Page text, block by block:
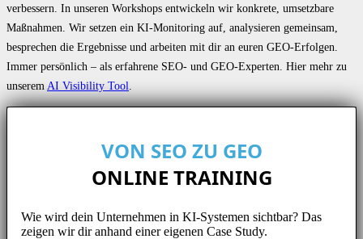
verbessern. In unseren Workshops entwickeln wir konkrete, umsetzbare
Maßnahmen. Wir setzen ein KI-Monitoring auf, analysieren gemeinsam,
besprechen die Ergebnisse und arbeiten mit dir an euren GEO-Erfolgen.
Immer persönlich – als erfahrene SEO- und GEO-Experten. Hier mehr zu
unserem AI Visibility Tool
VON SEO ZU GEO
ONLINE TRAINING
Wie wird dein Unternehmen in KI-Systemen sichtbar? Das
zeigen wir dir anhand einer eigenen Case Study.